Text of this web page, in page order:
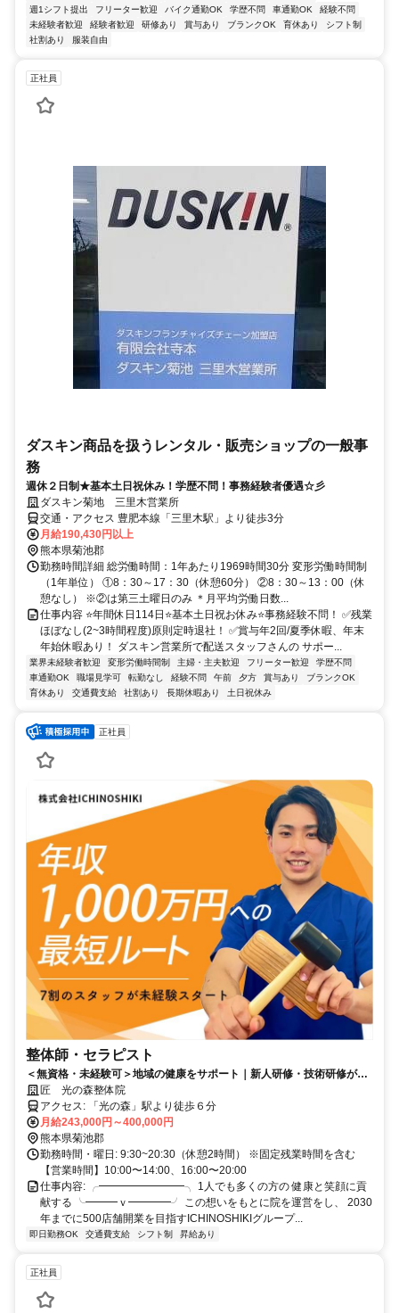
週1シフト提出
フリーター歓迎 バイク通勤OK 学歴不問 車通勤OK
経験不問
未経験者歓迎
経験者歓迎 研修あり 賞与あり ブランクOK 育休あり
シフト制
社割あり
服装自由
正社員
ダスキン商品を扱うレンタル・販売ショップの一般事
務
週休２日制★基本土日祝休み！学歴不問！事務経験者優遇☆彡
ダスキン菊地 三里木営業所
交通・アクセス 豊肥本線「三里木駅」より徒歩3分
月給190,430円以上
熊本県菊池郡
勤務時間詳細 総労働時間：1年あたり1969時間30分 変形労働時間制
（1年単位） ①8：30～17：30（休憩60分） ②8：30～13：00（休
憩なし） ※②は第三土曜日のみ ＊月平均労働日数...
仕事内容 ⭐年間休日114日⭐基本土日祝お休み⭐事務経験不問！ ✅残業
ほぼなし(2~3時間程度)原則定時退社！ ✅賞与年2回/夏季休暇、年末
年始休暇あり！ ダスキン営業所で配送スタッフさんの サポー...
業界未経験者歓迎 変形労働時間制 主婦・主夫歓迎 フリーター歓迎
学歴不問
車通勤OK
職場見学可 転勤なし 経験不問 午前 夕方 賞与あり
ブランクOK
育休あり
交通費支給 社割あり 長期休暇あり 土日祝休み
正社員
整体師・セラピスト
＜無資格・未経験可＞地域の健康をサポート｜新人研修・技術研修が充
実｜キャリアアップの機会多数｜賞与平均200万円／年｜1000万円プレ
イヤーも目指せる
匠 光の森整体院
アクセス: 「光の森」駅より徒歩６分
月給243,000円～400,000円
熊本県菊池郡
勤務時間・曜日: 9:30~20:30（休憩2時間） ※固定残業時間を含む
【営業時間】10:00〜14:00、16:00〜20:00
仕事内容: ╭━━━━━━━━╮ 1人でも多くの方の 健康と笑顔に貢
献する ╰━━━ｖ━━━━╯ この想いをもとに院を運営をし、 2030
年までに500店舗開業を目指すICHINOSHIKIグループ...
即日勤務OK 交通費支給 シフト制 昇給あり
正社員